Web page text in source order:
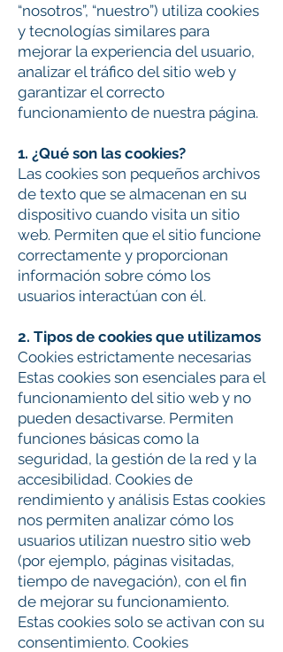
“nosotros”, “nuestro”) utiliza cookies
y tecnologías similares para
mejorar la experiencia del usuario,
analizar el tráfico del sitio web y
garantizar el correcto
funcionamiento de nuestra página.
1. ¿Qué son las cookies?
Las cookies son pequeños archivos
de texto que se almacenan en su
dispositivo cuando visita un sitio
web. Permiten que el sitio funcione
correctamente y proporcionan
información sobre cómo los
usuarios interactúan con él.
2. Tipos de cookies que utilizamos
Cookies estrictamente necesarias
Estas cookies son esenciales para el
funcionamiento del sitio web y no
pueden desactivarse. Permiten
funciones básicas como la
seguridad, la gestión de la red y la
accesibilidad. Cookies de
rendimiento y análisis Estas cookies
nos permiten analizar cómo los
usuarios utilizan nuestro sitio web
(por ejemplo, páginas visitadas,
tiempo de navegación), con el fin
de mejorar su funcionamiento.
Estas cookies solo se activan con su
consentimiento. Cookies